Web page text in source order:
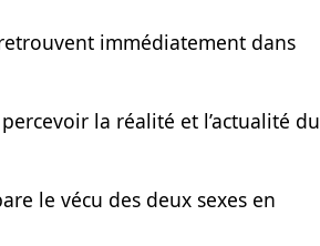
immédiatement dans
la réalité et l’actualité du
le vécu des deux sexes en